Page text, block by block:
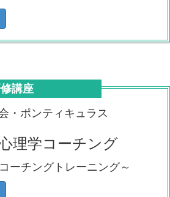
講座
・ポンティキュラス
理学コーチング
ーチングトレーニング～